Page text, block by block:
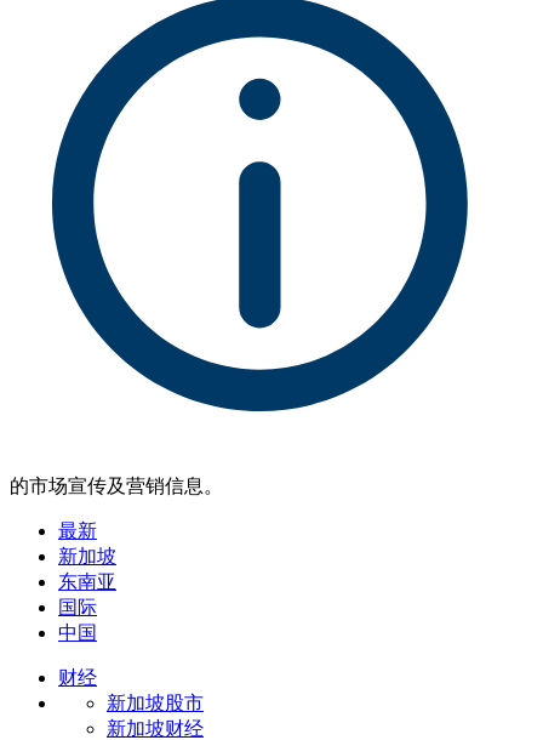
的市场宣传及营销信息。
最新
新加坡
东南亚
国际
中国
财经
新加坡股市
新加坡财经